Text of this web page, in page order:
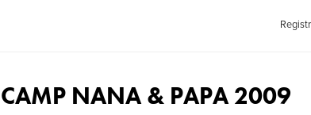
CAMP NANA & PAPA 2009